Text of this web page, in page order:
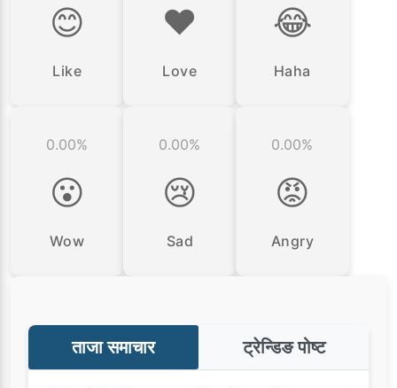
😊
Like
❤️
Love
😂
Haha
0.00%
😮
Wow
0.00%
😢
Sad
0.00%
😡
Angry
ताजा समाचार ट्रेन्डिङ पोष्ट